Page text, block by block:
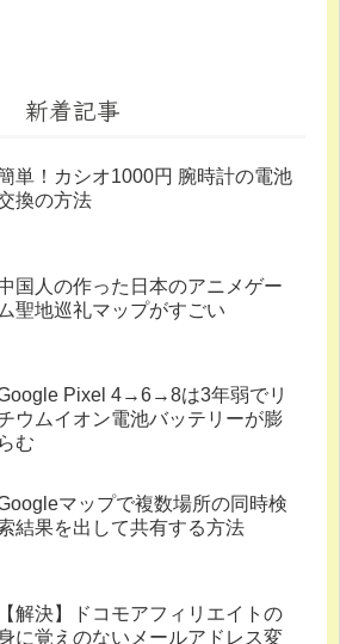
新着記事
単！カシオ1000円 腕時計の電池
換の方法
国人の作った日本のアニメゲー
ム聖地巡礼マップがすごい
Pixel 4→6→8は3年弱でリ
ウムイオン電池バッテリーが膨
らむ
マップで複数場所の同時検
結果を出して共有する方法
【解決】ドコモアフィリエイトの
に覚えのないメールアドレス変